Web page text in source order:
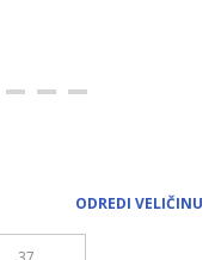
ODREDI VELIČINU